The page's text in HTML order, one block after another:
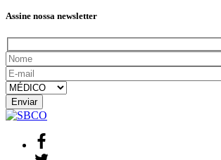
Assine nossa newsletter